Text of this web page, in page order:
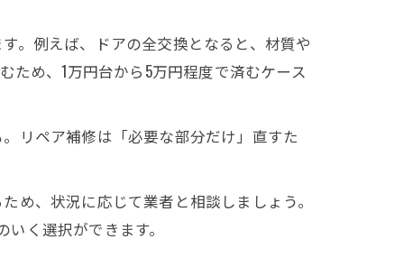
。例えば、ドアの全交換となると、材質や
ため、1万円台から5万円程度で済むケース
リペア補修は「必要な部分だけ」直すた
め、状況に応じて業者と相談しましょう。
く選択ができます。